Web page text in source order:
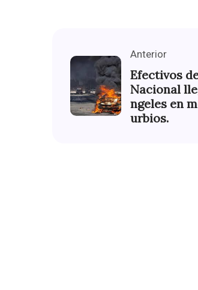
Anterior
Efectivos
Nacional
ngeles en
urbios.